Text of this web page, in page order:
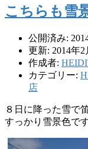
こちらも雪
公開済み:
更新: 2014年2
作成者:
カテゴリー:
店
８日に降った雪で
すっかり雪景色です